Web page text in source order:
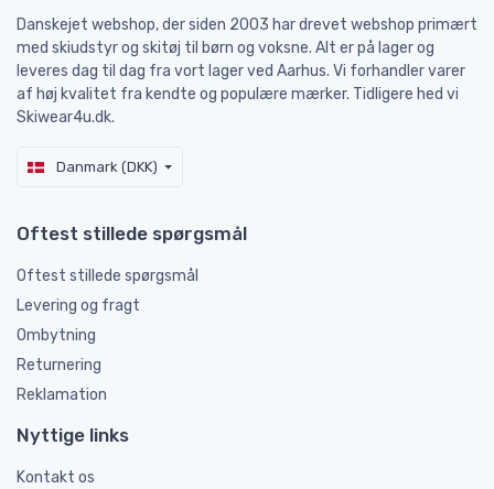
Danskejet webshop, der siden 2003 har drevet webshop primært
med skiudstyr og skitøj til børn og voksne. Alt er på lager og
leveres dag til dag fra vort lager ved Aarhus. Vi forhandler varer
af høj kvalitet fra kendte og populære mærker. Tidligere hed vi
Skiwear4u.dk.
Danmark (DKK)
Oftest stillede spørgsmål
Oftest stillede spørgsmål
Levering og fragt
Ombytning
Returnering
Reklamation
Nyttige links
Kontakt os